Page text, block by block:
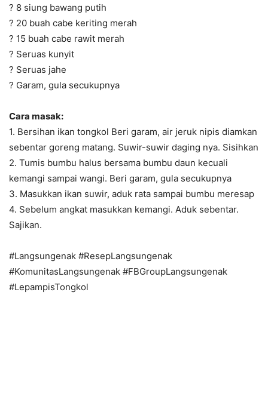
? 8 siung bawang putih
? 20 buah cabe keriting merah
? 15 buah cabe rawit merah
? Seruas kunyit
? Seruas jahe
? Garam, gula secukupnya
Cara masak:
1. Bersihan ikan tongkol Beri garam, air jeruk nipis diamkan
sebentar goreng matang. Suwir-suwir daging nya. Sisihkan
2. Tumis bumbu halus bersama bumbu daun kecuali
kemangi sampai wangi. Beri garam, gula secukupnya
3. Masukkan ikan suwir, aduk rata sampai bumbu meresap
4. Sebelum angkat masukkan kemangi. Aduk sebentar.
Sajikan.
#Langsungenak #ResepLangsungenak
#KomunitasLangsungenak #FBGroupLangsungenak
#LepampisTongkol